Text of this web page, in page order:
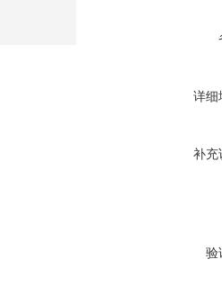
详细
补充
验